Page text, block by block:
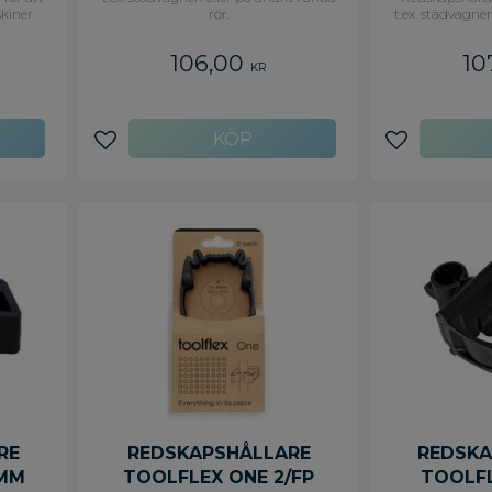
B 65
rör.
106,00 KR
Lägg till i favoriter
t.ex.
Lägg till i
REDSKAPSHÅLLARE
TOOLFLEX ONE 2/FP